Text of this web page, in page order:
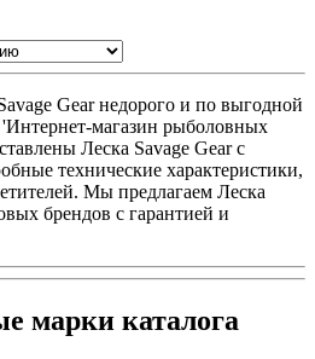
Gear недорого и по выгодной
'Интернет-магазин рыболовных
Леска Savage Gear с
технические характеристики,
Мы предлагаем Леска
брендов с гарантией и
марки каталога